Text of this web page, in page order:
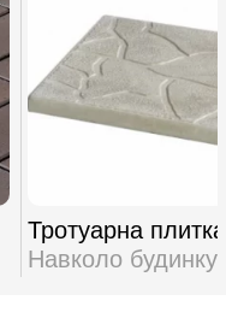
Тротуарна плитка
Навколо будинку